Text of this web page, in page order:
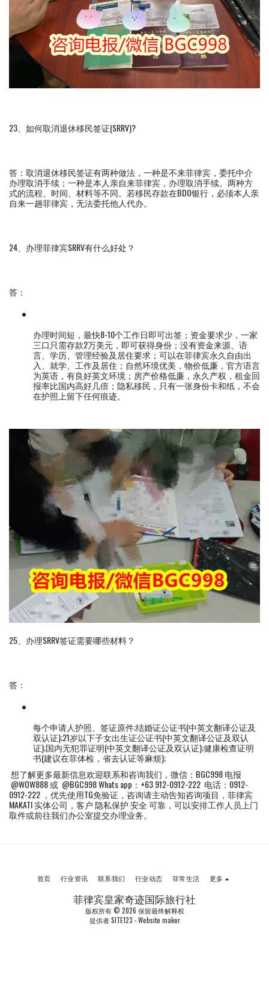
23、如何取消退休移民签证(SRRV)?
答：取消退休移民签证有两种做法，一种是不来菲律宾，委托中介
办理取消手续；一种是本人亲自来菲律宾，办理取消手续。两种方
式的流程、时间、材料等不同。若移民存款在BDO银行，必须本人亲
自来一趟菲律宾，无法委托他人代办。
24、办理菲律宾SRRV有什么好处？
答：
办理时间短，最快8-10个工作日即可出签；资金要求少，一家
三口只需存款2万美元，即可获得身份；没有资金来源、语
言、学历、管理经验及居住要求；可以在菲律宾永久自由出
入、就学、工作及居住；自然环境优美，物价低廉，官方语言
为英语，有良好英文环境；房产价格低廉，永久产权，租金回
报率比国内高好几倍；隐私移民，只有一张身份卡和纸，不会
在护照上留下任何痕迹。
25、办理SRRV签证需要哪些材料？
答：
每个申请人护照、签证原件;结婚证公证书(中英文翻译公证及
双认证);21岁以下子女出生证公证书(中英文翻译公证及双认
证);国内无犯罪证明(中英文翻译公证及双认证);健康检查证明
书(建议在菲体检，省去认证等麻烦);
想了解更多最新信息欢迎联系和咨询我们，微信：BGC998 电报
@WOW888 或 @BGC998 Whats app：+63 912-0912-222 电话：0912-
0912-222 ，优先使用TG免验证，咨询请主动告知咨询项目，菲律宾
MAKATI 实体公司，客户 隐私保护 安全 可靠，可以安排工作人员上门
取件或前往我们办公室提交办理业务。
菲律宾皇家奇迹国际旅行社
版权所有 © 2026 保留最终解释权
提供者SITE123 -Website maker
首页 行业资讯 联系我们 行业动态 菲常生活 更多